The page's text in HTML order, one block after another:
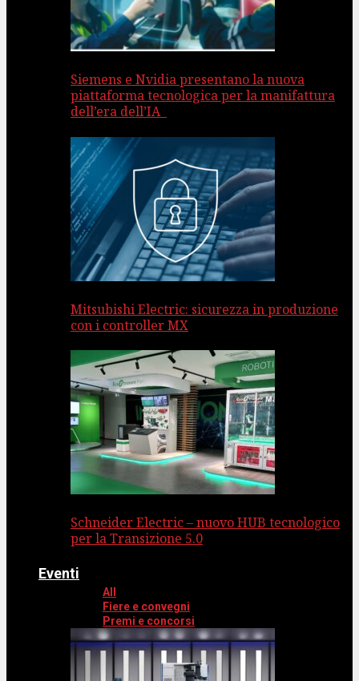
Siemens e Nvidia presentano la nuova
piattaforma tecnologica per la manifattura
dell’era dell’IA
Mitsubishi Electric: sicurezza in produzione
con i controller MX
Schneider Electric – nuovo HUB tecnologico
per la Transizione 5.0
Eventi
All
Fiere e convegni
Premi e concorsi